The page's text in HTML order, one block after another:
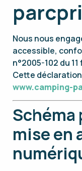
Nous nous
accessible,
n°2005-102 du
Cette
www.camping-
Schéma
mise en